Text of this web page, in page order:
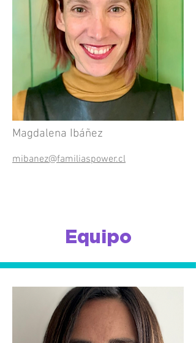
Magdalena Ibáñez
mibanez@familiaspower.cl
Equipo